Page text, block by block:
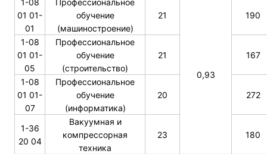
1-08
01 01-
01
Профессиональное
обучение
(машиностроение)
21
0,93
190
1-08
01 01-
05
Профессиональное
обучение
(строительство)
21 167
1-08
01 01-
07
Профессиональное
обучение
(информатика)
20 272
1-36
20 04
Вакуумная и
компрессорная
техника
23 180